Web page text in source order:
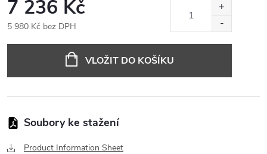
7 236 Kč
5 980 Kč bez DPH
VLOŽIT DO KOŠÍKU
Product Information Sheet